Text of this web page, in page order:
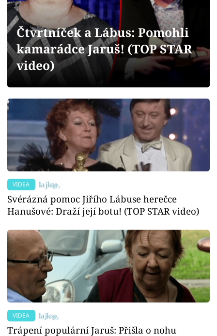
Videa
Sledujte prima+
Sledujte nás
Čtvrtníček a Lábus: Pomohli
kamarádce Jaruš! (TOP STAR
video)
VIDEA
Svérázná pomoc Jiřího Lábuse herečce
Hanušové: Draží její botu! (TOP STAR video)
VIDEA
Trápení populární Jaruš: Přišla o nohu